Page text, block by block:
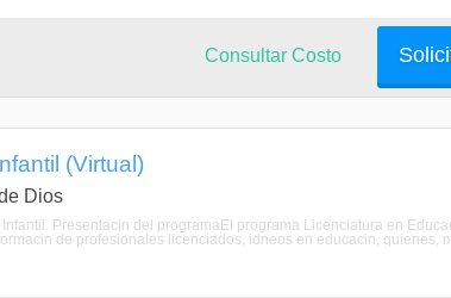
Consultar Costo
(Virtual)
Dios
Presentacin del programaEl programa Licenciatura en
de profesionales licenciados, idneos en educacin, quienes,